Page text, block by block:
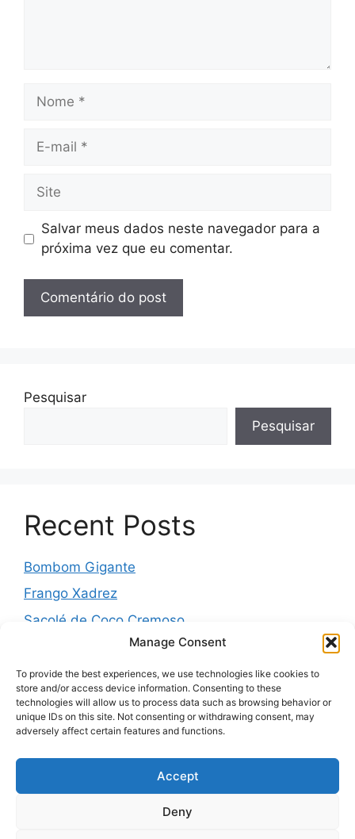
Manage Consent
To provide the best experiences, we use technologies like cookies to
store and/or access device information. Consenting to these
technologies will allow us to process data such as browsing behavior or
unique IDs on this site. Not consenting or withdrawing consent, may
adversely affect certain features and functions.
Accept
Deny
Nome
Site
Salvar meus dados neste navegador para a
próxima vez que eu comentar.
Pesquisar
Pesquisar
Recent Posts
Bombom Gigante
Frango Xadrez
Sacolé de Coco Cremoso
Torta de cebola molhadinha
Pernil Assado com Laranja, Alho e Ervas
Recent Comments
Nenhum comentário para mostrar.